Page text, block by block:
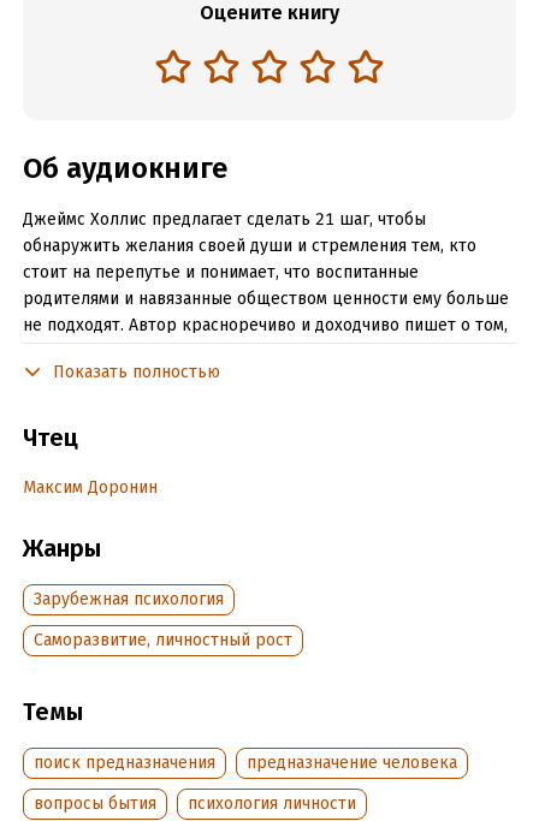
Оцените книгу
Об аудиокниге
Джеймс Холлис предлагает сделать 21 шаг, чтобы
обнаружить желания своей души и стремления тем, кто
стоит на перепутье и понимает, что воспитанные
родителями и навязанные обществом ценности ему больше
не подходят. Автор красноречиво и доходчиво пишет о том,
кризисе, разочаровывающих отношениях или на работе,
Подробная информация
Год издания:
Дата поступления:1 июня 2025
ISBN (EAN):9785042214530
Переводчик:Владимир Яворовский
Показать полностью
Чтец
Максим Доронин
Жанры
Зарубежная психология
Саморазвитие, личностный рост
Темы
поиск предназначения
предназначение человека
вопросы бытия
психология личности